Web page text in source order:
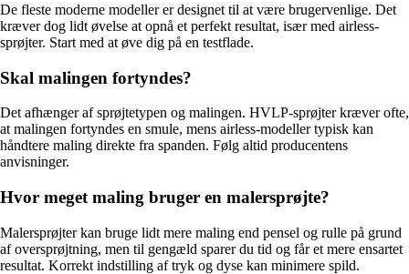
De fleste moderne modeller er designet til at være brugervenlige. Det
kræver dog lidt øvelse at opnå et perfekt resultat, især med airless-
sprøjter. Start med at øve dig på en testflade.
Skal malingen fortyndes?
Det afhænger af sprøjtetypen og malingen. HVLP-sprøjter kræver ofte,
at malingen fortyndes en smule, mens airless-modeller typisk kan
håndtere maling direkte fra spanden. Følg altid producentens
anvisninger.
Hvor meget maling bruger en malersprøjte?
Malersprøjter kan bruge lidt mere maling end pensel og rulle på grund
af oversprøjtning, men til gengæld sparer du tid og får et mere ensartet
resultat. Korrekt indstilling af tryk og dyse kan minimere spild.